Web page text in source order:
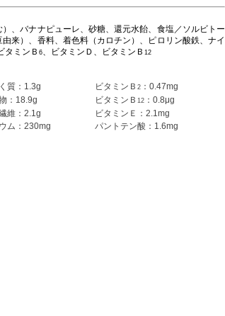
、バナナピューレ、砂糖、還元水飴、食塩／ソルビトー
来）、香料、着色料（カロチン）、ピロリン酸鉄、ナイ
タミンＢ 6、ビタミンＤ、ビタミンＢ 12
質：1.3g ビタミンＢ 2 ：0.47mg
：18.9g ビタミンＢ 12 ：0.8μg
維：2.1g
ビタミンＥ：2.1mg
ム：230mg
パントテン酸：1.6mg